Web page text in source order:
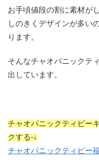
お手頃値段の割に素材が
しのきくデザインが多い
ります。
そんなチャオパニックテ
出しています。
チャオパニックティピー
クする-↓
チャオパニックティピー